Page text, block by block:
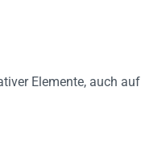
Elemente, auch auf